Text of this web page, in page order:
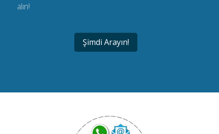
alın!
Şimdi Arayın!